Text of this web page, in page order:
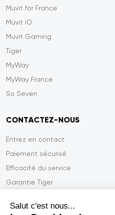
Salut c'est nous...
Muvit for France
Muvit iO
Muvit Gaming
Tiger
MyWay
MyWay France
So Seven
CONTACTEZ-NOUS
Entrez en contact
Paiement sécurisé
Efficacité du service
Garantie Tiger